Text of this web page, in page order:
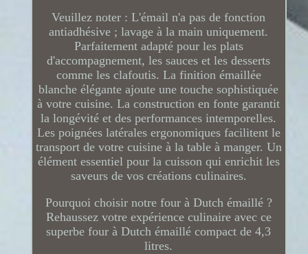
Veuillez noter : L'émail n'a pas de fonction
antiadhésive ; lavage à la main uniquement.
Parfaitement adapté pour les plats
d'accompagnement, les sauces et les desserts
comme les clafoutis. La finition émaillée
blanche élégante ajoute une touche sophistiquée
à votre cuisine. La construction en fonte garantit
la longévité et des performances intemporelles.
Les poignées latérales ergonomiques facilitent le
transport de votre cuisine à la table à manger. Un
élément essentiel pour la cuisson qui enrichit les
saveurs de vos créations culinaires.
Pourquoi choisir notre four à Dutch émaillé ?
Rehaussez votre expérience culinaire avec ce
superbe four à Dutch émaillé compact de 4,3
litres.